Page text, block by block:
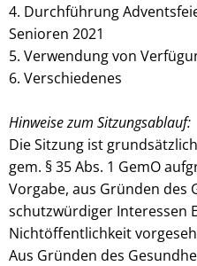
4. Durchführung
Senioren 2021
5. Verwendung von
6. Verschiedenes
Hinweise zum Sitzungsablauf:
Die Sitzung ist
gem. § 35 Abs. 1 GemO
Vorgabe, aus Gründen des
schutzwürdiger Interessen
Nichtöffentlichkeit
Aus Gründen des